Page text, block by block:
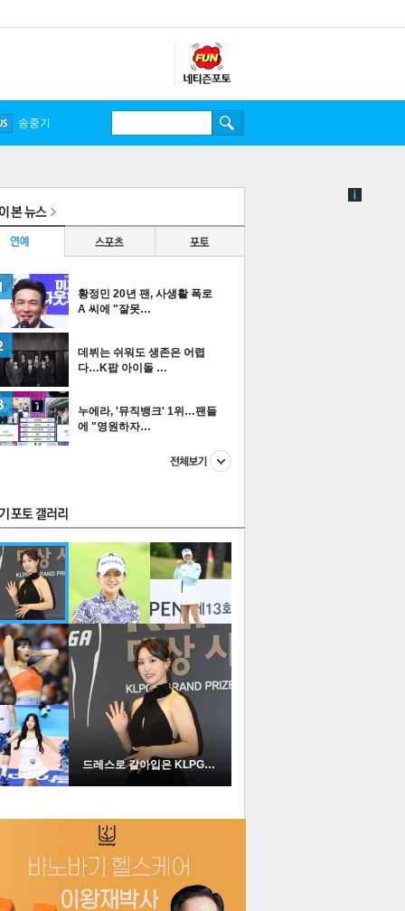
송중기
본 뉴스
스포츠 포토
황정민 20년 팬, 사생활 폭로
A 씨에 "잘못…
데뷔는 쉬워도 생존은 어렵
다…K팝 아이돌 …
누에라, '뮤직뱅크' 1위…팬들
에 "영원하자…
더보기
드레스로 갈아입은 KLPGA …